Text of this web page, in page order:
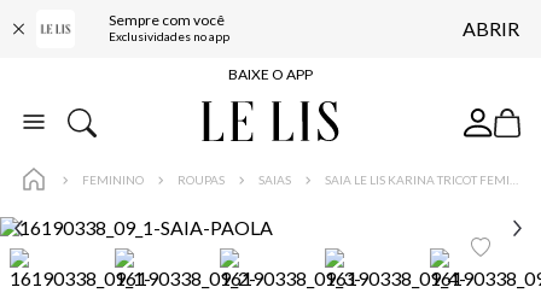
Sempre com você
Exclusividades no app ABRIR
FRETE GRÁTIS*
BAIXE O APP
10% OFF NA PRIMEIRA COMPRA*
FRETE GRÁTIS*
BAIXE O APP
FEMININO ROUPAS SAIAS